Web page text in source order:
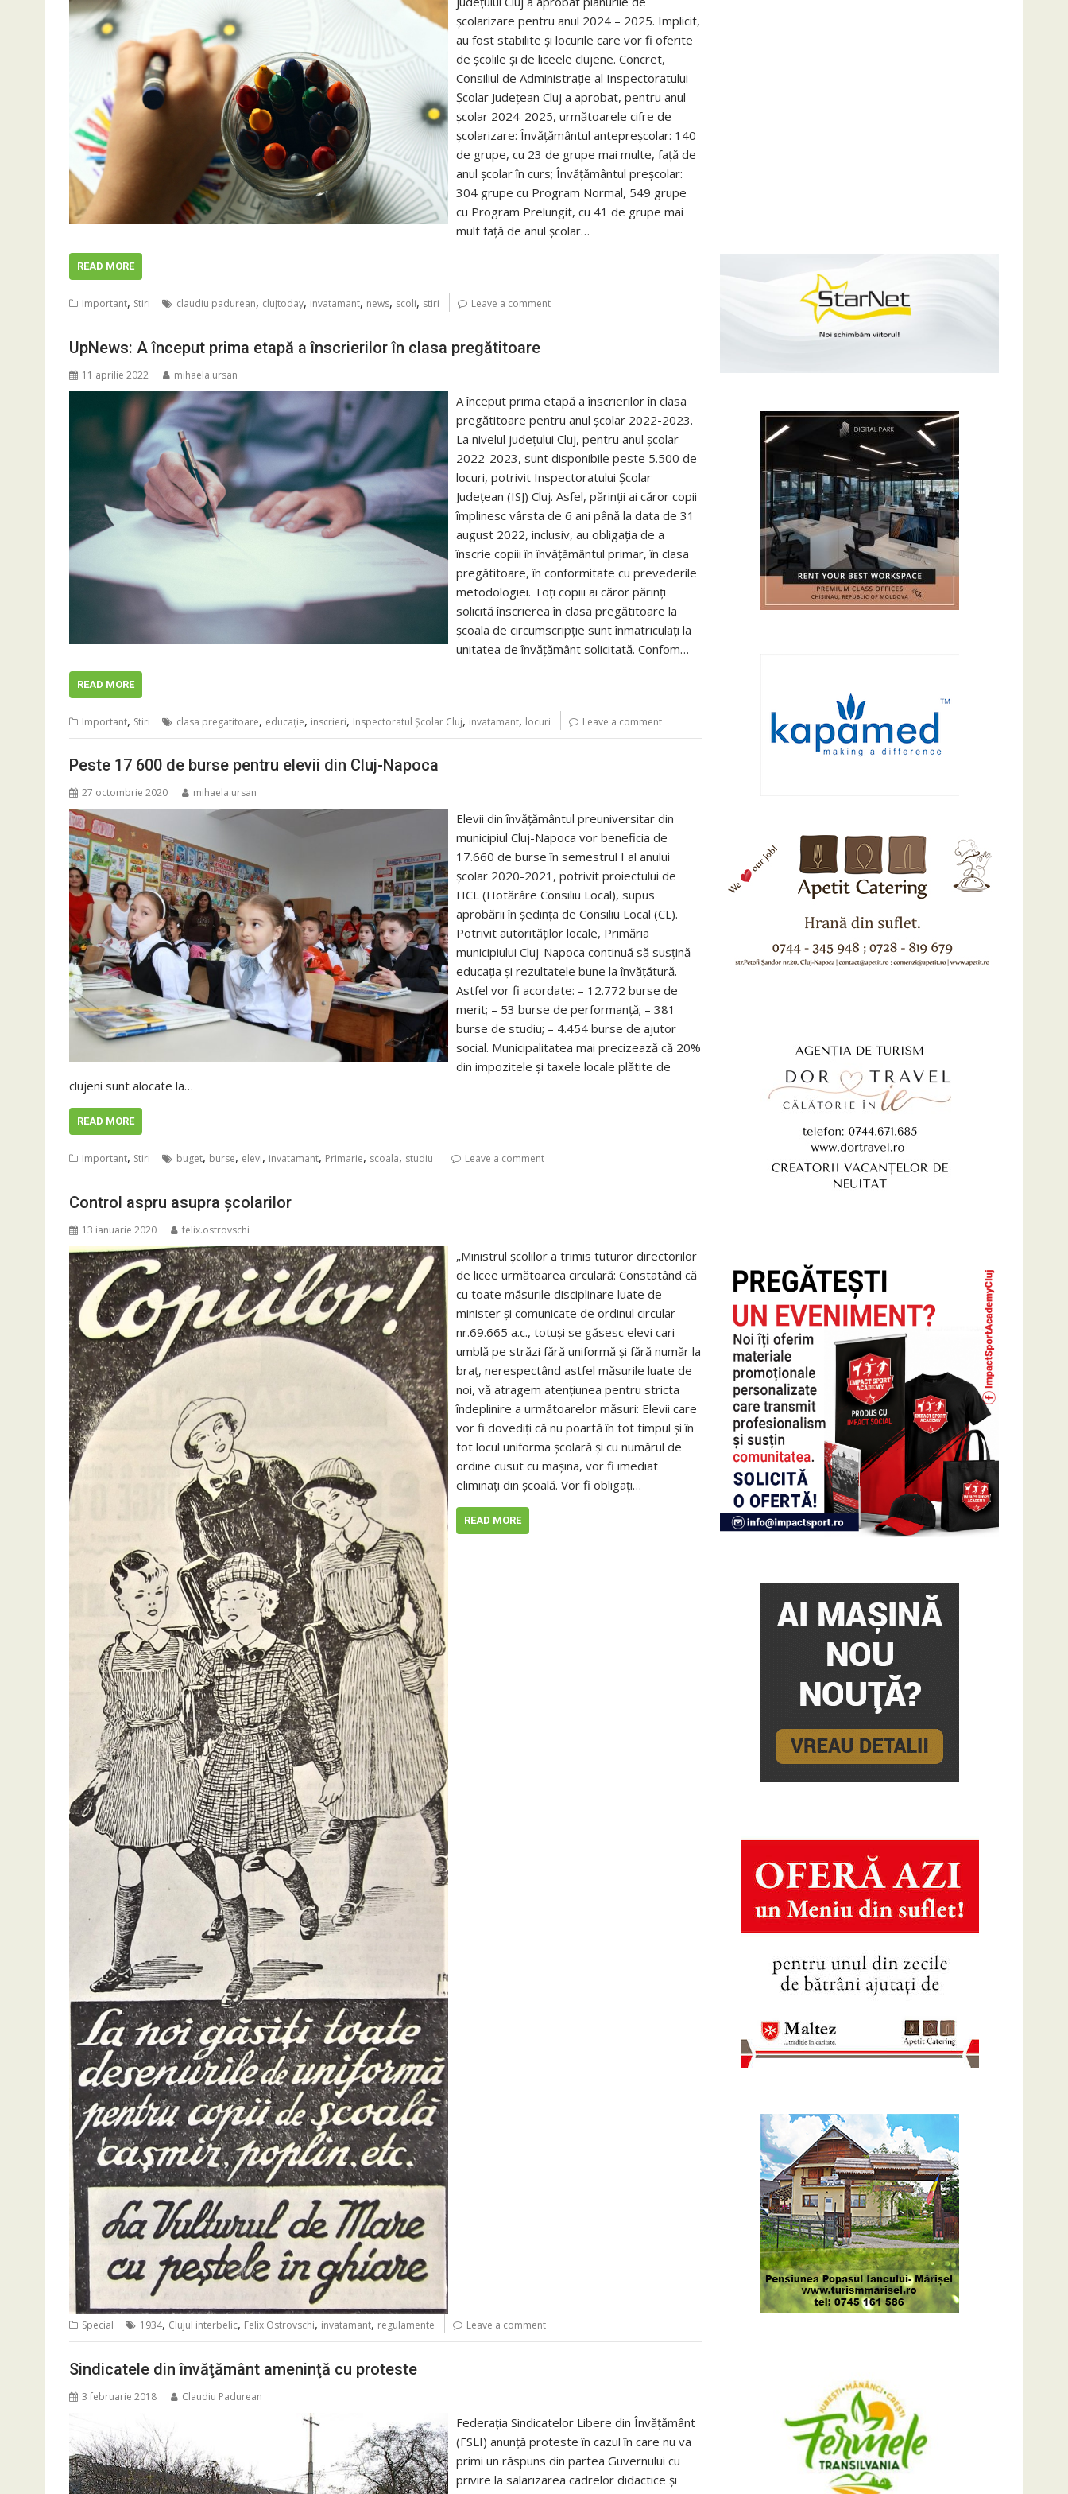
școlarizare pentru anul 2024 – 2025. Implicit,
au fost stabilite și locurile care vor fi oferite
de școlile și de liceele clujene. Concret,
Consiliul de Administrație al Inspectoratului
Școlar Județean Cluj a aprobat, pentru anul
școlar 2024-2025, următoarele cifre de
școlarizare: Învățământul antepreșcolar: 140
de grupe, cu 23 de grupe mai multe, față de
anul școlar în curs; Învățământul preșcolar:
304 grupe cu Program Normal, 549 grupe
cu Program Prelungit, cu 41 de grupe mai
mult față de anul școlar…
READ MORE
Important, Stiri claudiu padurean, clujtoday, invatamant, news, scoli, stiri Leave a comment
UpNews: A început prima etapă a înscrierilor în clasa pregătitoare
11 aprilie 2022 mihaela.ursan
A început prima etapă a înscrierilor în clasa
pregătitoare pentru anul școlar 2022-2023.
La nivelul județului Cluj, pentru anul şcolar
2022-2023, sunt disponibile peste 5.500 de
locuri, potrivit Inspectoratului Şcolar
Judeţean (ISJ) Cluj. Asfel, părinții ai căror copii
împlinesc vârsta de 6 ani până la data de 31
august 2022, inclusiv, au obligația de a
înscrie copiii în învățământul primar, în clasa
pregătitoare, în conformitate cu prevederile
metodologiei. Toți copiii ai căror părinți
solicită înscrierea în clasa pregătitoare la
școala de circumscripție sunt înmatriculați la
unitatea de învățământ solicitată. Confom…
READ MORE
Important, Stiri clasa pregatitoare, educaţie, inscrieri, Inspectoratul Şcolar Cluj, invatamant, locuri Leave a comment
Peste 17 600 de burse pentru elevii din Cluj-Napoca
27 octombrie 2020 mihaela.ursan
Elevii din învățământul preuniversitar din
municipiul Cluj-Napoca vor beneficia de
17.660 de burse în semestrul I al anului
școlar 2020-2021, potrivit proiectului de
HCL (Hotărâre Consiliu Local), supus
aprobării în ședința de Consiliu Local (CL).
Potrivit autorităților locale, Primăria
municipiului Cluj-Napoca continuă să susțină
educația și rezultatele bune la învățătură.
Astfel vor fi acordate: – 12.772 burse de
merit; – 53 burse de performanță; – 381
burse de studiu; – 4.454 burse de ajutor
social. Municipalitatea mai precizează că 20%
din impozitele și taxele locale plătite de
clujeni sunt alocate la…
READ MORE
Important, Stiri buget, burse, elevi, invatamant, Primarie, scoala, studiu Leave a comment
Control aspru asupra școlarilor
13 ianuarie 2020 felix.ostrovschi
„Ministrul școlilor a trimis tuturor directorilor
de licee următoarea circulară: Constatând că
cu toate măsurile disciplinare luate de
minister și comunicate de ordinul circular
nr.69.665 a.c., totuși se găsesc elevi cari
umblă pe străzi fără uniformă și fără număr la
braț, nerespectând astfel măsurile luate de
noi, vă atragem atențiunea pentru stricta
îndeplinire a următoarelor măsuri: Elevii care
vor fi dovediți că nu poartă în tot timpul și în
tot locul uniforma școlară și cu numărul de
ordine cusut cu mașina, vor fi imediat
eliminați din școală. Vor fi obligați…
READ MORE
Special 1934, Clujul interbelic, Felix Ostrovschi, invatamant, regulamente Leave a comment
Sindicatele din învăţământ ameninţă cu proteste
3 februarie 2018 Claudiu Padurean
Federaţia Sindicatelor Libere din Învăţământ
(FSLI) anunţă proteste în cazul în care nu va
primi un răspuns din partea Guvernului cu
privire la salarizarea cadrelor didactice şi